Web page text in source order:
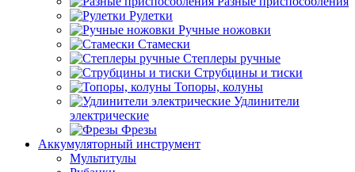
Рулетки
Ручные ножовки
Стамески
Степлеры ручные
Струбцины и тиски
Топоры, колуны
Удлинители
электрические
Фрезы
Аккумуляторный инструмент
Мультитулы